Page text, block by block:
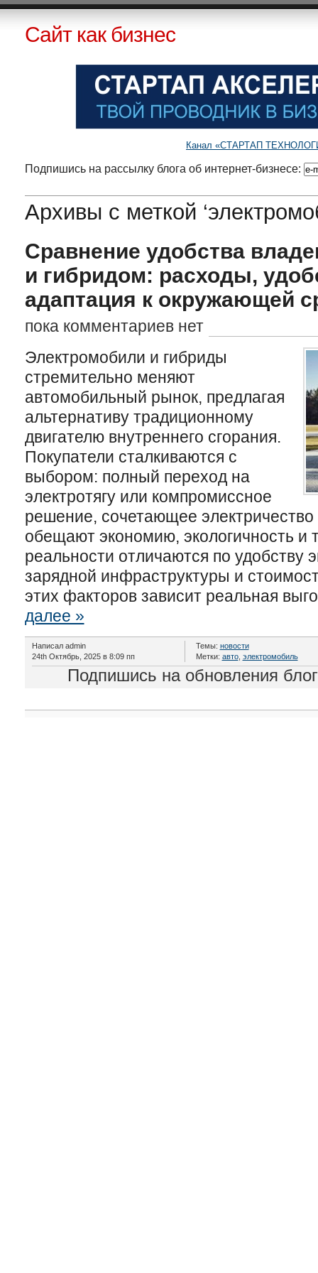
Сайт как бизнес
Канал «СТАРТАП
Подпишись на рассылку блога об интернет-бизнесе:
Архивы с меткой
Сравнение удобства
и гибридом: расходы,
адаптация к окружающей
пока комментариев нет
Электромобили и гибриды
стремительно меняют
автомобильный рынок, предлагая
альтернативу традиционному
двигателю внутреннего сгорания.
Покупатели сталкиваются с
выбором: полный переход на
электротягу или компромиссное
решение, сочетающее
обещают экономию, экологичность и
реальности отличаются по удобству
зарядной инфраструктуры и
этих факторов зависит реальная
далее »
Написал admin
24th Октябрь, 2025 в 8:09 пп
Темы: новости
Метки: авто, электромобиль
Подпишись на обновления